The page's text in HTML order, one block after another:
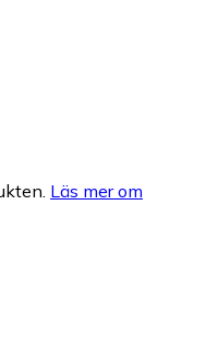
Läs mer om